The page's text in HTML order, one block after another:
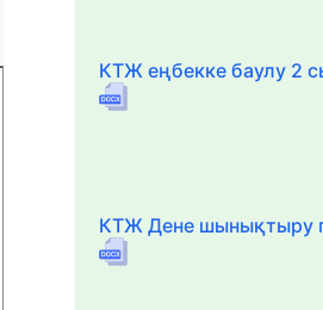
КТЖ еңбекке баулу 2
КТЖ Дене шынықтыру